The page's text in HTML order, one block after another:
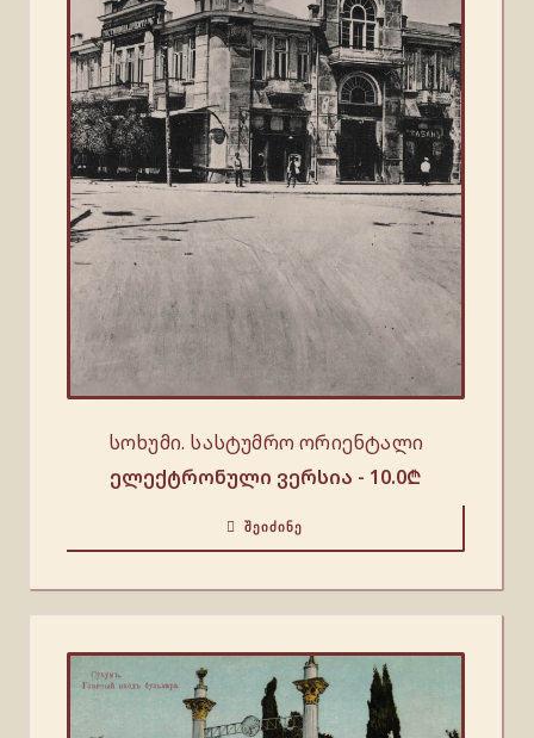
სოხუმი. სასტუმრო ორიენტალი
ელექტრონული ვერსია - 10.0₾
ᲨᲔᲘᲫᲘᲜᲔ